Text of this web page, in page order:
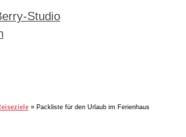
Studio
» Packliste für den Urlaub im Ferienhaus